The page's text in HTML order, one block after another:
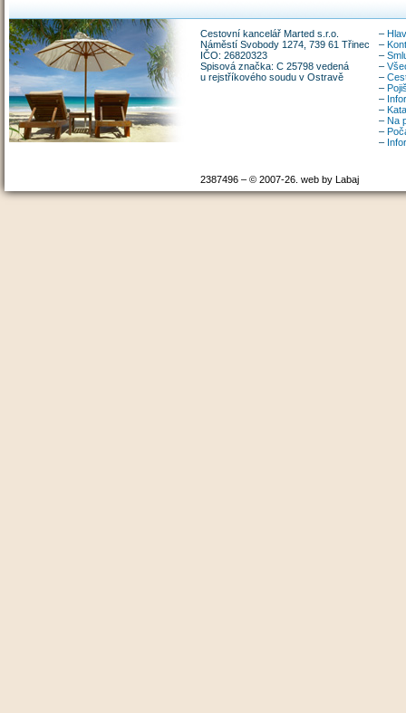
Cestovní kancelář Marted s.r.o.
Náměstí Svobody 1274, 739 61 Třinec
IČO: 26820323
Spisová značka: C 25798 vedená
u rejstříkového soudu v Ostravě
2387496 – © 2007-26. web by Labaj
–
–
–
–
–
–
–
–
– Na
–
–